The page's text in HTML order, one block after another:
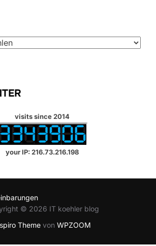
visits since 2014
your IP: 216.73.216.198
© 2026 IT koehler blog
Theme von WPZOOM